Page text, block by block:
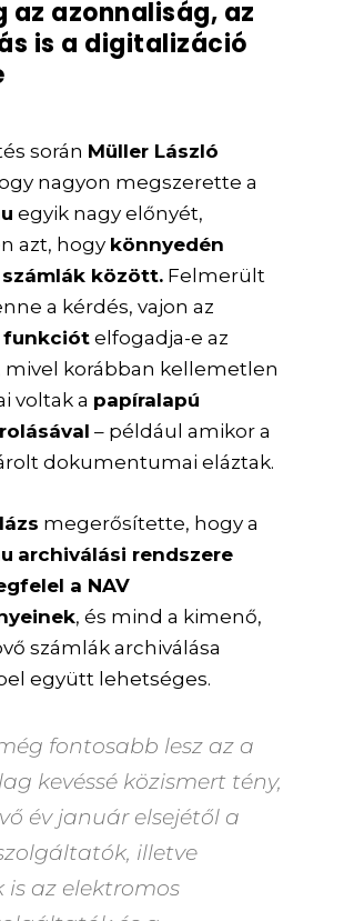
az azonnaliság, az
is a digitalizáció
során Müller László
nagyon megszerette a
egyik nagy előnyét,
azt, hogy könnyedén
között. Felmerült
a kérdés, vajon az
funkciót elfogadja-e az
mivel korábban kellemetlen
voltak a papíralapú
– például amikor a
dokumentumai eláztak.
megerősítette, hogy a
archiválási rendszere
a NAV
, és mind a kimenő,
számlák archiválása
együtt lehetséges.
fontosabb lesz az a
kevéssé közismert tény,
év január elsejétől a
illetve
is az elektromos